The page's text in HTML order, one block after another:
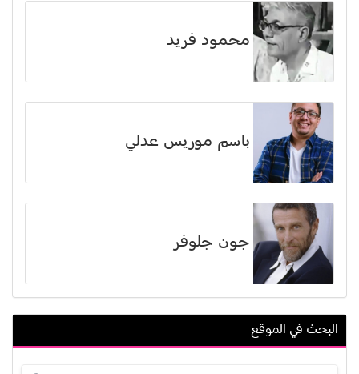
محمود فريد
باسم موريس عدلي
جون جلوفر
مشعل حسين
البحث في الموقع